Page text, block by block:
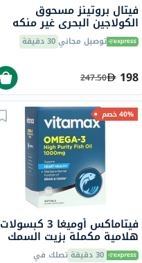
فيتال بروتينز مسحوق
الكولاجين البحري غير منكه
جرام توصيل مجاني30 دقيقة
198
247.50
40% خصم
فيتاماكس أوميغا 3 كبسولات
هلامية مكملة بزيت السمك
1000 ملجم حزمة من 60 30 دقيقة تصلك في